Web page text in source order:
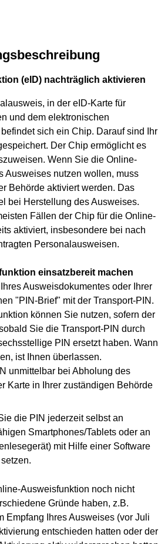
(eID) nachträglich aktivieren
in der eID-Karte für
und dem elektronischen
sich ein Chip. Darauf sind Ihr
Der Chip ermöglicht es
Wenn Sie die Online-
Ausweises nutzen wollen, muss
Behörde aktiviert werden. Das
bei Herstellung des Ausweises.
Fällen der Chip für die Online-
aktiviert, insbesondere bei nach
Personalausweisen.
einsatzbereit machen
Ausweisdokumentes oder Ihrer
"PIN-Brief" mit der Transport-PIN.
können Sie nutzen, sofern der
Sie die Transport-PIN durch
PIN ersetzt haben. Wann
ist Ihnen überlassen.
unmittelbar bei Abholung des
Karte in Ihrer zuständigen Behörde
die PIN jederzeit selbst an
Smartphones/Tablets oder an
mit Hilfe einer Software
Ausweisfunktion noch nicht
Gründe haben, z.B.
Empfang Ihres Ausweises (vor Juli
entschieden hatten oder der